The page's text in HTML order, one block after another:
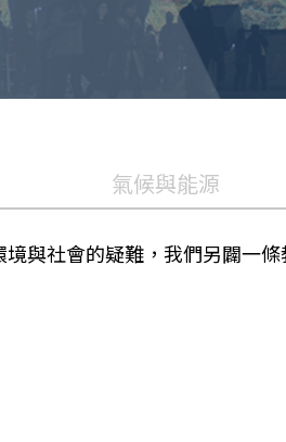
氣候與能源
與社會的疑難，我們另闢一